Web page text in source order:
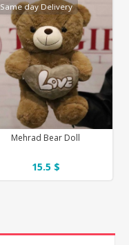
Same day Delivery
Mehrad Bear Doll
15.5 $